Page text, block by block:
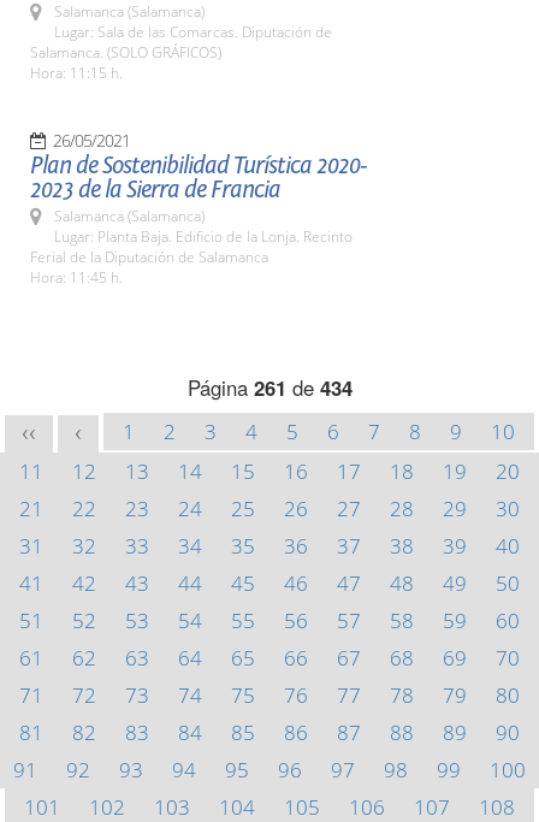
Salamanca (Salamanca)
Lugar: Sala de las Comarcas. Diputación de
Salamanca. (SOLO GRÁFICOS)
Hora: 11:15 h.
26/05/2021
Plan de Sostenibilidad Turística 2020-
2023 de la Sierra de Francia
Salamanca (Salamanca)
Lugar: Planta Baja. Edificio de la Lonja. Recinto
Ferial de la Diputación de Salamanca
Hora: 11:45 h.
Página 261 de 434
<< < 1 2 3 4 5 6 7 8 9
10
11
12 13 14 15 16 17 18 19
20
21
22 23 24 25 26 27 28 29
30
31
32 33 34 35 36 37 38 39
40
41
42 43 44 45 46 47 48 49
50
51
52 53 54 55 56 57 58 59
60
61
62 63 64 65 66 67 68 69
70
71
72 73 74 75 76 77 78 79
80
81
82 83 84 85 86 87 88 89
90
91
92 93 94 95 96 97 98 99
100
101
102 103 104 105 106 107
108